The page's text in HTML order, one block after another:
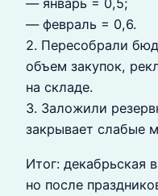
— январь = 0,5;
— февраль = 0,6.
2. Пересобрали
объем закупок,
на складе.
3. Заложили
закрывает слабые
Итог: декабрьская
но после